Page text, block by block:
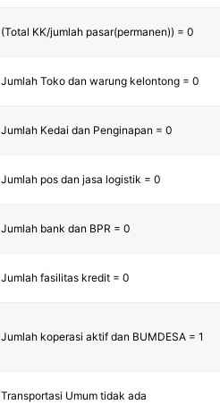
(Total KK/jumlah pasar(permanen)) = 0
Jumlah Toko dan warung kelontong = 0
Jumlah Kedai dan Penginapan = 0
Jumlah pos dan jasa logistik = 0
Jumlah bank dan BPR = 0
Jumlah fasilitas kredit = 0
Jumlah koperasi aktif dan BUMDESA = 1
Transportasi Umum tidak ada